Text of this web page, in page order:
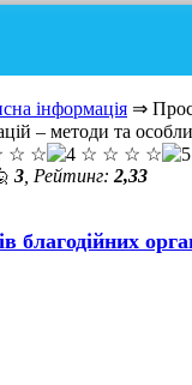
інформація ⇒
– методи та
3 , Рейтинг: 2,33
благодійних